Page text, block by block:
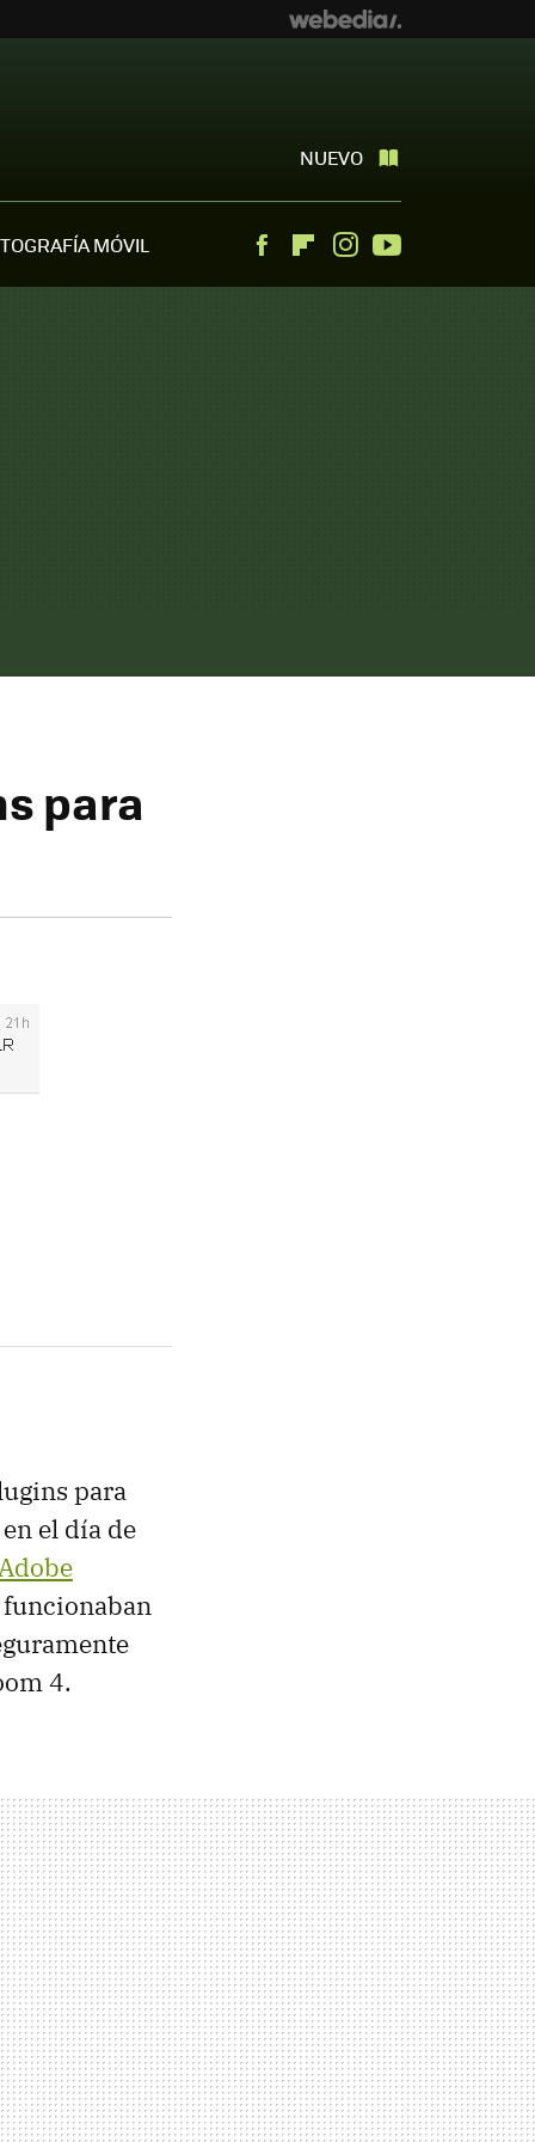
NUEVO
MÓVIL FacebookFlipboardInstagram
para
para
el día de
funcionaban
4.